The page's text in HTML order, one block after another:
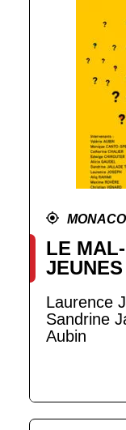
MONACO
LE
Laurence
Sandrine
Aubin